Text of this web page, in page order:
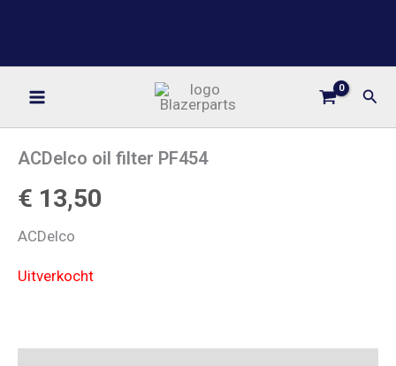
inhoud
ACDelco oil filter PF454
€ 13,50
ACDelco
Uitverkocht